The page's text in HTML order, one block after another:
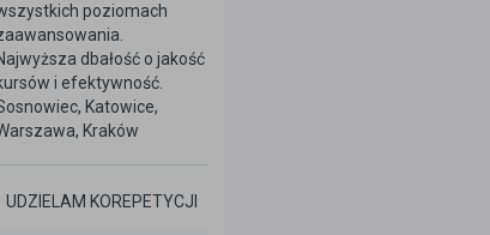
poziomach
dbałość o jakość
i efektywność.
Katowice,
Kraków
UDZIELAM KOREPETYCJI